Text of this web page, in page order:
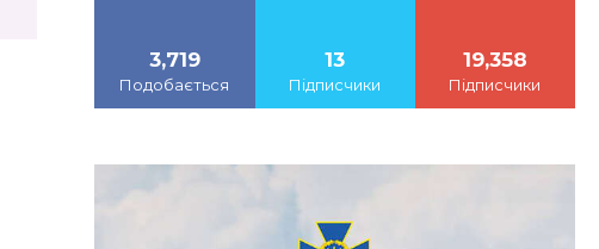
3,719
Подобається
13
Підписчики
19,358
Підписчики